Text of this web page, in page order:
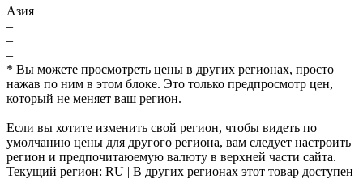
Азия
–
–
–
* Вы можете просмотреть цены в других регионах, просто
нажав по ним в этом блоке. Это только предпросмотр цен,
который не меняет ваш регион.
Если вы хотите изменить свой регион, чтобы видеть по
умолчанию цены для другого региона, вам следует настроить
регион и предпочитаюемую валюту в верхней части сайта.
Текущий регион: RU | В других регионах этот товар доступен